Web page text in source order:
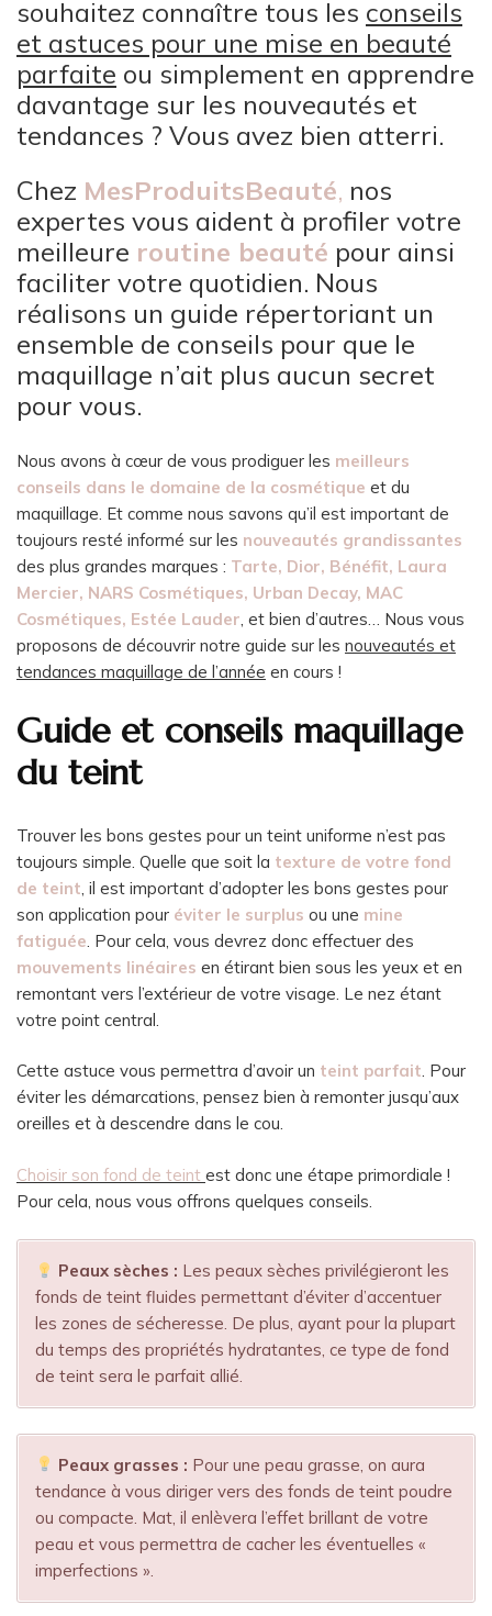
souhaitez connaître tous les conseils
et astuces pour une mise en beauté
parfaite ou simplement en apprendre
davantage sur les nouveautés et
tendances ? Vous avez bien atterri.
Chez MesProduitsBeauté, nos
expertes vous aident à profiler votre
meilleure routine beauté pour ainsi
faciliter votre quotidien. Nous
réalisons un guide répertoriant un
ensemble de conseils pour que le
maquillage n’ait plus aucun secret
pour vous.
Nous avons à cœur de vous prodiguer les meilleurs
conseils dans le domaine de la cosmétique et du
maquillage. Et comme nous savons qu’il est important de
toujours resté informé sur les nouveautés grandissantes
des plus grandes marques : Tarte, Dior, Bénéfit, Laura
Mercier, NARS Cosmétiques, Urban Decay, MAC
Cosmétiques, Estée Lauder , et bien d’autres… Nous vous
proposons de découvrir notre guide sur les nouveautés et
tendances maquillage de l’année en cours !
Guide et conseils maquillage
du teint
Trouver les bons gestes pour un teint uniforme n’est pas
toujours simple. Quelle que soit la texture de votre fond
de teint , il est important d’adopter les bons gestes pour
son application pour éviter le surplus ou une mine
fatiguée . Pour cela, vous devrez donc effectuer des
mouvements linéaires en étirant bien sous les yeux et en
remontant vers l’extérieur de votre visage. Le nez étant
votre point central.
Cette astuce vous permettra d’avoir un teint parfait. Pour
éviter les démarcations, pensez bien à remonter jusqu’aux
oreilles et à descendre dans le cou.
Choisir son fond de teint est donc une étape primordiale !
Pour cela, nous vous offrons quelques conseils.
Peaux sèches : Les peaux sèches privilégieront les
fonds de teint fluides permettant d’éviter d’accentuer
les zones de sécheresse. De plus, ayant pour la plupart
du temps des propriétés hydratantes, ce type de fond
de teint sera le parfait allié.
Peaux grasses : Pour une peau grasse, on aura
tendance à vous diriger vers des fonds de teint poudre
ou compacte. Mat, il enlèvera l’effet brillant de votre
peau et vous permettra de cacher les éventuelles «
imperfections ».